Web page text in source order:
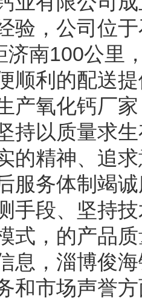
验，公司位
济南100公里
顺利的配送
氧化钙厂家
持以质量求
的精神、追
服务体制竭
手段、坚持
式，的产品
，淄博俊海
和市场声誉